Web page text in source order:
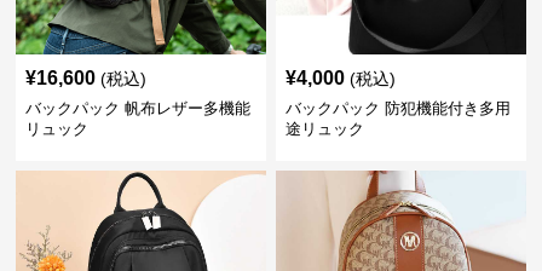
¥16,600 (税込)
バックパック 帆布レザー多機能
リュック
¥4,000 (税込)
バックパック 防犯機能付き多用
途リュック